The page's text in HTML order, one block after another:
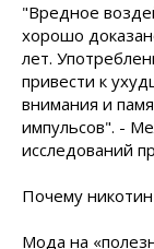
"Вредное
хорошо
лет.
привести к
внимания и
импульсов". -
исследований
Почему
Мода на